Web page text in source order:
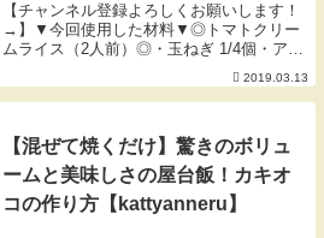
【チャンネル登録よろしくお願いします！
→】▼今回使用した材料▼◎トマトクリー
ムライス（2人前）◎・玉ねぎ 1/4個・アボ
カド 1/4個・にんにく 1カケ・パセリ 少々
むきえび 100g・バター 10g・薄力粉 大さ
じ1・牛乳 200ml・ご...
2019.03.13
【混ぜて焼くだけ】驚きのボリュ
ームと美味しさの屋台飯！カキオ
コの作り方【kattyanneru】